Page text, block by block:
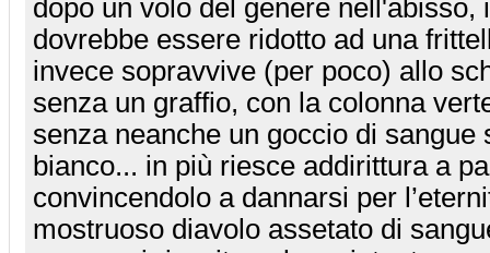
dopo un volo del genere nell'abisso,
dovrebbe essere ridotto ad una
invece sopravvive (per poco) allo
senza un graffio, con la colonna
senza neanche un goccio di sangue
bianco... in più riesce addirittura a
convincendolo a dannarsi per
mostruoso diavolo assetato di